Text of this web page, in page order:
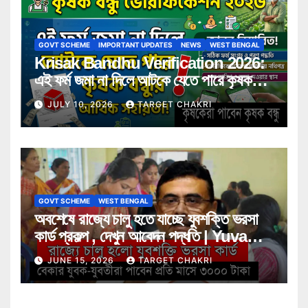
GOVT SCHEME IMPORTANT UPDATES NEWS WEST BENGAL
Krisak Bandhu Verification 2026:
এই ফর্ম জমা না দিলে আটকে যেতে পারে কৃষক
বন্ধুর আর্থিক সহায়তা! জানুন বিস্তারিত
JULY 10, 2026 TARGET CHAKRI
GOVT SCHEME WEST BENGAL
অবশেষে রাজ্যে চালু হতে যাচ্ছে যুবশক্তি ভরসা
কার্ড প্রকল্প , দেখুন আবেদন পদ্ধতি | Yuva
Shakti Bharosa Card Scheme
JUNE 15, 2026 TARGET CHAKRI